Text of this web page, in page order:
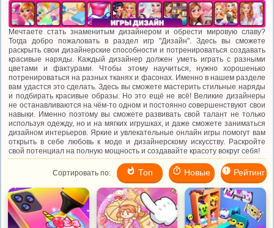
Мечтаете стать знаменитым дизайнером и обрести мировую славу?
Тогда добро пожаловать в раздел игр "Дизайн". Здесь вы сможете
раскрыть свои дизайнерские способности и потренироваться создавать
красивые наряды. Каждый дизайнер должен уметь играть с разными
цветами и фактурами. Чтобы этому научиться, нужно хорошенько
потренироваться на разных тканях и фасонах. Именно в нашем разделе
вам удастся это сделать. Здесь вы сможете мастерить стильные наряды
и подбирать красивые образы. Но это ещё не всё! Великие дизайнеры
не останавливаются на чём-то одном и постоянно совершенствуют свои
навыки. Именно поэтому вы сможете развивать свой талант не только
используя одежду, но и на мягких игрушках, и даже сможете заниматься
дизайном интерьеров. Яркие и увлекательные онлайн игры помогут вам
открыть в себе любовь к моде и дизайнерскому искусству. Раскройте
свой потенциал на полную мощность и создавайте красоту вокруг себя!
Сортировать по: Топ Новые Рейтинг